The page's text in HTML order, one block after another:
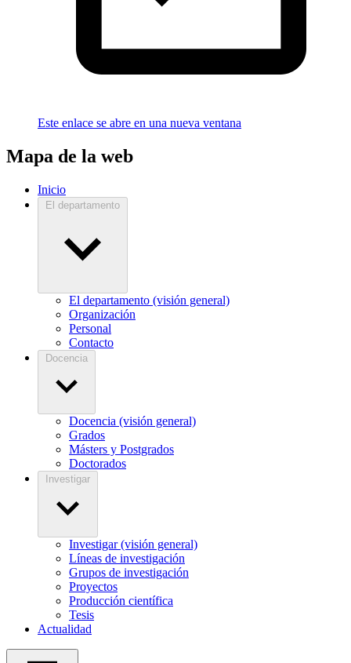
Este enlace se abre en una nueva ventana
Mapa de la web
Inicio
El departamento
El departamento (visión general)
Organización
Personal
Contacto
Docencia
Docencia (visión general)
Grados
Másters y Postgrados
Doctorados
Investigar
Investigar (visión general)
Líneas de investigación
Grupos de investigación
Proyectos
Producción científica
Tesis
Actualidad